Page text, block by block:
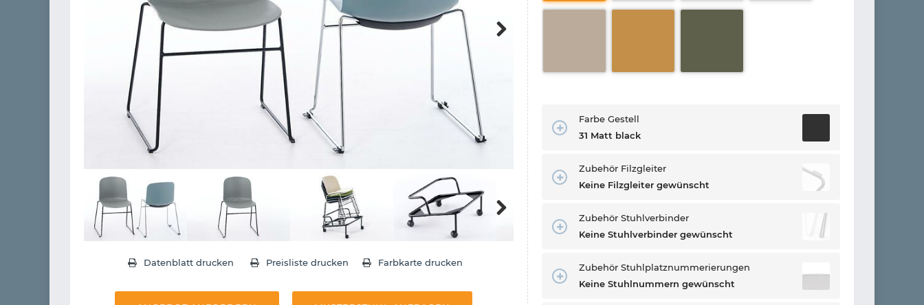
Datenblatt drucken Preisliste drucken Farbkarte drucken
Farbe Gestell
31 Matt black
Zubehör Filzgleiter
Keine Filzgleiter gewünscht
Zubehör Stuhlverbinder
Keine Stuhlverbinder gewünscht
Zubehör Stuhlplatznummerierungen
Keine Stuhlnummern gewünscht